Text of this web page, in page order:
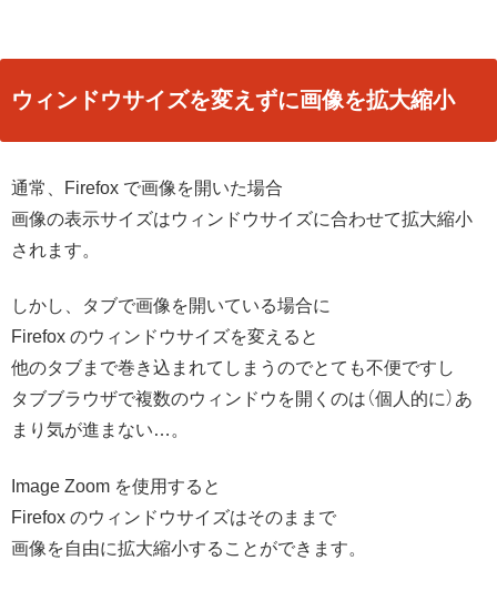
ウィンドウサイズを変えずに画像を拡大縮小
通常、Firefox で画像を開いた場合
画像の表示サイズはウィンドウサイズに合わせて拡大縮小
されます。
しかし、タブで画像を開いている場合に
Firefox のウィンドウサイズを変えると
他のタブまで巻き込まれてしまうのでとても不便ですし
タブブラウザで複数のウィンドウを開くのは（個人的に）あ
まり気が進まない…。
Image Zoom を使用すると
Firefox のウィンドウサイズはそのままで
画像を自由に拡大縮小することができます。